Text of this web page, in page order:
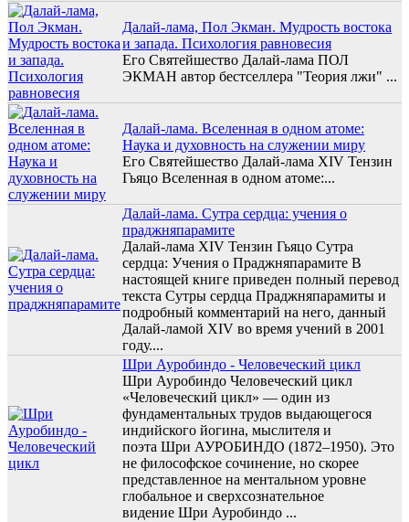
Далай-лама, Пол Экман. Мудрость востока
и запада. Психология равновесия
Его Святейшество Далай-лама ПОЛ
ЭКМАН автор бестселлера "Теория лжи" ...
Далай-лама. Вселенная в одном атоме:
Наука и духовность на служении миру
Его Святейшество Далай-лама XIV Тензин
Гьяцо Вселенная в одном атоме:...
Далай-лама. Сутра сердца: учения о
праджняпарамите
Далай-лама XIV Тензин Гьяцо Сутра
сердца: Учения о Праджняпарамите В
настоящей книге приведен полный перевод
текста Сутры сердца Праджняпарамиты и
подробный комментарий на него, данный
Далай-ламой XIV во время учений в 2001
году....
Шри Ауробиндо - Человеческий цикл
Шри Ауробиндо Человеческий цикл
«Человеческий цикл» — один из
фундаментальных трудов выдающегося
индийского йогина, мыслителя и
поэта Шри АУРОБИНДО (1872–1950). Это
не философское сочинение, но скорее
представленное на ментальном уровне
глобальное и сверхсознательное
видение Шри Ауробиндо ...